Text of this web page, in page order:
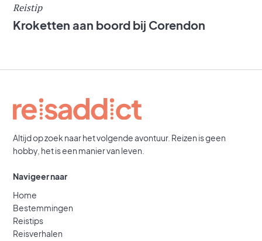
Reistip
Kroketten aan boord bij Corendon
Altijd op zoek naar het volgende avontuur. Reizen is geen
hobby, het is een manier van leven.
Navigeer naar
Home
Bestemmingen
Reistips
Reisverhalen